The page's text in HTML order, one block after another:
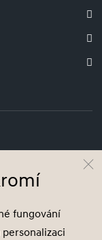
fungování